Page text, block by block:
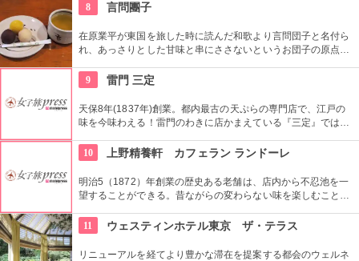
8
言問團子
在原業平が東国を旅した時に読んだ和歌より言問団子と名付ら
れ、あっさりとした甘味と串にささないというお団子の原点を
の餡の３種類がある。
9 雷門 三定
天保8年(1837年)創業。都内最古の天ぷらの専門店で、江戸の
味を今味わえる！雷門のわきに店かまえている『三定』では特
10
上野精養軒 カフェラン ランドーレ
明治5（1872）年創業の歴史ある老舗は、店内から不忍池を一
望することができる。昔ながらの変わらない味を楽しむことが
ている。
11 ウェスティンホテル東京 ザ・テラス
リニューアルを経てより豊かな滞在を提案する都会のウェルネ